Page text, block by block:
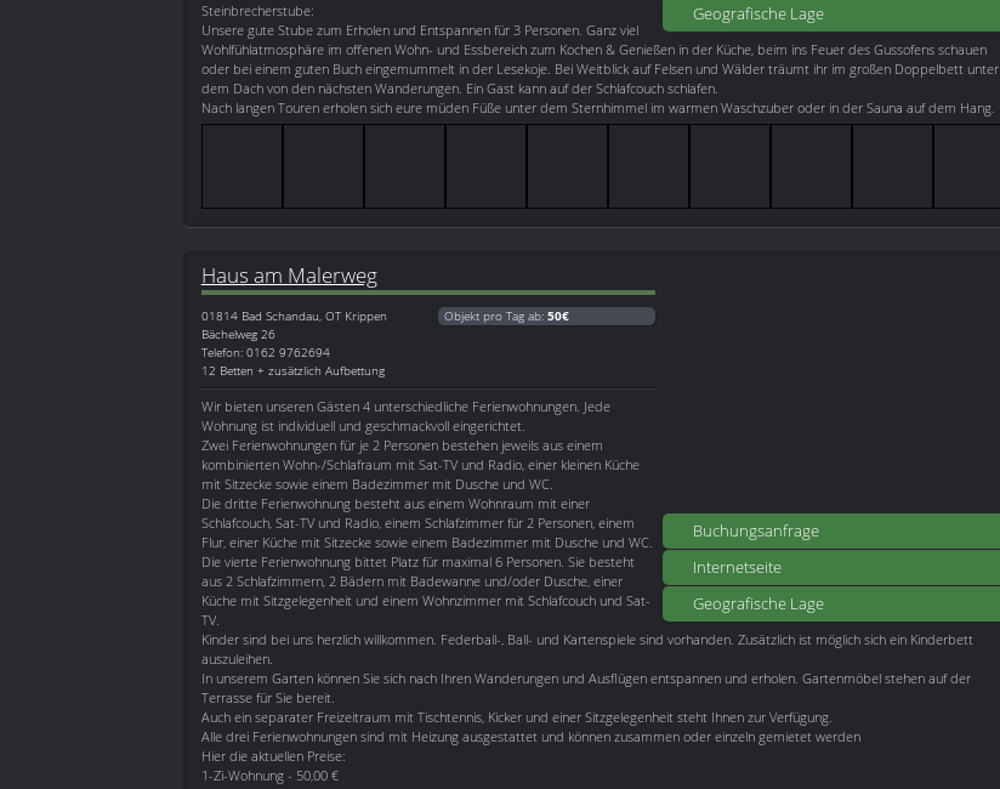
Geografische Lage
Steinbrecherstube:
Unsere gute Stube zum Erholen und Entspannen für 3 Personen. Ganz viel
Wohlfühlatmosphäre im offenen Wohn- und Essbereich zum Kochen & Genießen in der Küche, beim ins Feuer des Gussofens schauen
oder bei einem guten Buch eingemummelt in der Lesekoje. Bei Weitblick auf Felsen und Wälder träumt ihr im großen Doppelbett unter
dem Dach von den nächsten Wanderungen. Ein Gast kann auf der Schlafcouch schlafen.
Nach langen Touren erholen sich eure müden Füße unter dem Sternhimmel im warmen Waschzuber oder in der Sauna auf dem Hang.
Buchungsanfrage
Internetseite
Geografische Lage
Haus am Malerweg
01814 Bad Schandau, OT Krippen
Bächelweg 26
Telefon: 0162 9762694
12 Betten + zusätzlich Aufbettung
Objekt pro Tag ab: 50€
Wir bieten unseren Gästen 4 unterschiedliche Ferienwohnungen. Jede
Wohnung ist individuell und geschmackvoll eingerichtet.
Zwei Ferienwohnungen für je 2 Personen bestehen jeweils aus einem
kombinierten Wohn-/Schlafraum mit Sat-TV und Radio, einer kleinen Küche
mit Sitzecke sowie einem Badezimmer mit Dusche und WC.
Die dritte Ferienwohnung besteht aus einem Wohnraum mit einer
Schlafcouch, Sat-TV und Radio, einem Schlafzimmer für 2 Personen, einem
Flur, einer Küche mit Sitzecke sowie einem Badezimmer mit Dusche und WC.
Die vierte Ferienwohnung bittet Platz für maximal 6 Personen. Sie besteht
aus 2 Schlafzimmern, 2 Bädern mit Badewanne und/oder Dusche, einer
Küche mit Sitzgelegenheit und einem Wohnzimmer mit Schlafcouch und Sat-
TV.
Kinder sind bei uns herzlich willkommen. Federball-, Ball- und Kartenspiele sind vorhanden. Zusätzlich ist möglich sich ein Kinderbett
auszuleihen.
In unserem Garten können Sie sich nach Ihren Wanderungen und Ausflügen entspannen und erholen. Gartenmöbel stehen auf der
Terrasse für Sie bereit.
Auch ein separater Freizeitraum mit Tischtennis, Kicker und einer Sitzgelegenheit steht Ihnen zur Verfügung.
Alle drei Ferienwohnungen sind mit Heizung ausgestattet und können zusammen oder einzeln gemietet werden
Hier die aktuellen Preise:
1-Zi-Wohnung - 50,00 €